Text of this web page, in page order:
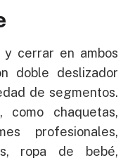
cerrar en ambos
doble deslizador
de segmentos.
como chaquetas,
profesionales,
ropa de bebé,